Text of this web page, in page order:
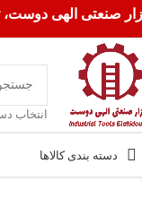
صنعتی الهی دوست،
انتخاب
دسته بندی کالاها